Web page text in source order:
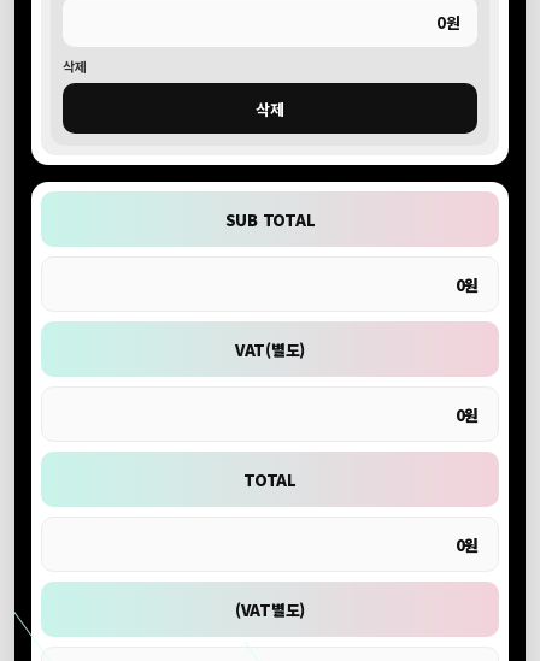
0원
삭제
삭제
SUB TOTAL
0원
VAT(별도)
0원
TOTAL
0원
(VAT별도)